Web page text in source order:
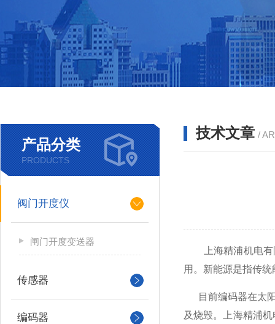
产品分类
PRODUCTS
阀门开度仪
闸门开度变送器
传感器
编码器
技术文章 /
上海精浦机电
用。新能源是指传
目前编码器在太
及烧毁。上海精浦